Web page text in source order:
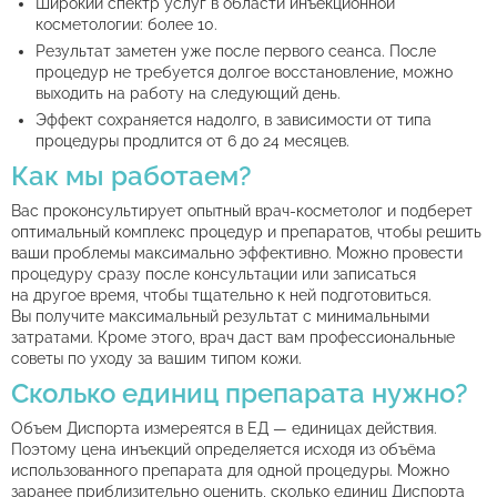
(1.0 мл), Италия
618.00 556.20
Neauvia Stimulate man
(1.0 мл), Италия
618.00 556.20
Saypha (Princess) Filler
(1.0 мл), Австрия
469.00 422.10
Saypha (Princess)
Австрия
422.10
Stylage M (1,0 мл),
Франция
490.00
Stylage L (1.0 мл),
Франция
615.00 553.50
Stylage XL (1,0мл),
Франция
612.00 550.80
Stylage XXL (1 мл),
Франция
612.00 550.80
посещения на сумму
более 100 BYN
Обращаем ваше внимание, что действие VIP-карты
распространяется только на раздел "Косметология". На
услуги лазерной косметологии (аппаратной)
предоставляется скидка 20%. На услуги инъекционной
косметологии действует скидка 10%.
(2,5 мл), Италия
Stylage Hydro (1,0 мл),
Франция
523.00 470.70
Stylage HydroMax
430.00
Aquashine Soft Filler
(BR)
Aquashine BTX (2,0 мл),
Корея
500.00 450.00
Акция!PROFHILO 3,2%
– 2 мл
550.00 вместо
630.00
Newest (2 мл), Италия
470.00
423.00
Plinest (2 мл), Италия
430.00
Plinest Fast (2 мл),
Италия
445.00 400.50
Plinest Body (4 мл),
Италия
379.00 341.10
косметологии действует скидка 10%.
единовременно или 3
посещения на сумму
более 100 BYN
Обращаем ваше внимание, что действие VIP-карты
распространяется только на раздел "Косметология". На
услуги лазерной косметологии (аппаратной)
предоставляется скидка 20%. На услуги инъекционной
косметологии действует скидка 10%.
Широкий спектр услуг в области инъекционной
косметологии: более 10.
Результат заметен уже после первого сеанса. После
процедур не требуется долгое восстановление, можно
выходить на работу на следующий день.
Эффект сохраняется надолго, в зависимости от типа
процедуры продлится от 6 до 24 месяцев.
Как мы работаем?
Вас проконсультирует опытный врач-косметолог и подберет
оптимальный комплекс процедур и препаратов, чтобы решить
ваши проблемы максимально эффективно. Можно провести
процедуру сразу после консультации или записаться
на другое время, чтобы тщательно к ней подготовиться.
Вы получите максимальный результат с минимальными
затратами. Кроме этого, врач даст вам профессиональные
советы по уходу за вашим типом кожи.
Сколько единиц препарата нужно?
Объем Диспорта измереятся в ЕД — единицах действия.
Поэтому цена инъекций определяется исходя из объёма
использованного препарата для одной процедуры. Можно
заранее приблизительно оценить, сколько единиц Диспорта